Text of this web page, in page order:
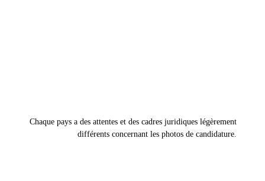
Chaque pays a des attentes et des cadres juridiques légèrement
différents concernant les photos de candidature.